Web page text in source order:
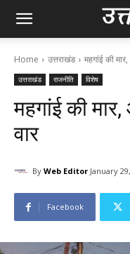
Home उत्तराखंड महगांई की
उत्तराखंड राजनीति विशेष
महगांई की
वार
By Web Editor January
Facebook